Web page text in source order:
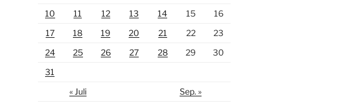
10
11 12 13 14 15
16
17
18 19 20 21 22
23
24
25 26 27 28 29
30
31
« Juli
Sep. »